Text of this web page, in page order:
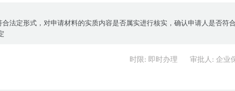
法定形式，对申请材料的实质内容是否属实进行核实，确认申请人是否符合
时限: 即时办理 审批人: 企业